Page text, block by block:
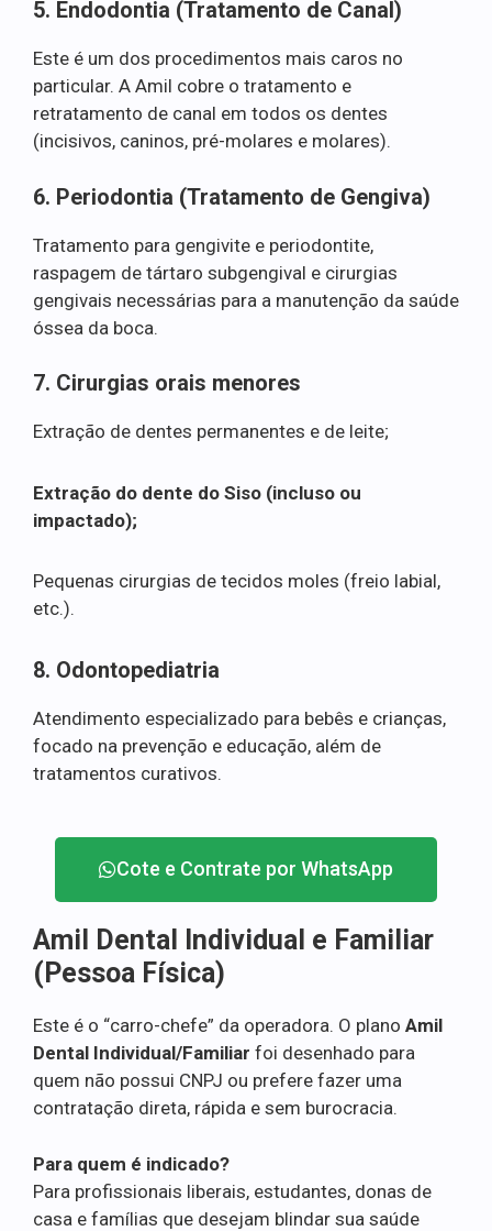
5. Endodontia (Tratamento de Canal)
Este é um dos procedimentos mais caros no
particular. A Amil cobre o tratamento e
retratamento de canal em todos os dentes
(incisivos, caninos, pré-molares e molares).
6. Periodontia (Tratamento de Gengiva)
Tratamento para gengivite e periodontite,
raspagem de tártaro subgengival e cirurgias
gengivais necessárias para a manutenção da saúde
óssea da boca.
7. Cirurgias orais menores
Extração de dentes permanentes e de leite;
Extração do dente do Siso (incluso ou
impactado);
Pequenas cirurgias de tecidos moles (freio labial,
etc.).
8. Odontopediatria
Atendimento especializado para bebês e crianças,
focado na prevenção e educação, além de
tratamentos curativos.
Cote e Contrate por WhatsApp
Amil Dental Individual e Familiar
(Pessoa Física)
Este é o “carro-chefe” da operadora. O plano Amil
Dental Individual/Familiar foi desenhado para
quem não possui CNPJ ou prefere fazer uma
contratação direta, rápida e sem burocracia.
Para quem é indicado?
Para profissionais liberais, estudantes, donas de
casa e famílias que desejam blindar sua saúde